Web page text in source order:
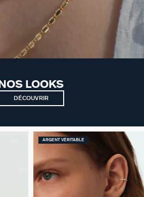
NOS LOOKS
DÉCOUVRIR
ARGENT VÉRITABLE